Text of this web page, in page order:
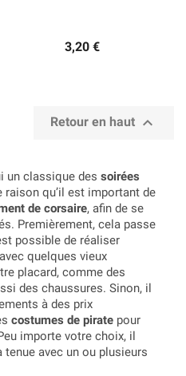
3,20 €
Retour en haut 
un classique des soirées
raison qu’il est important de
de corsaire, afin de se
Premièrement, cela passe
possible de réaliser
avec quelques vieux
placard, comme des
des chaussures. Sinon, il
à des prix
costumes de pirate pour
importe votre choix, il
avec un ou plusieurs